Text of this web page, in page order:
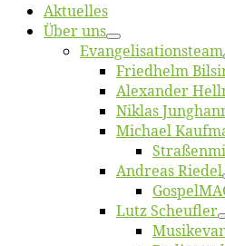
Ak­tu­el­les
Über uns
Evangelisa­tions­team
Fried­helm
Alex­an­der
Ni­klas
Mi­cha­el
An­dre­as Riedel
Lutz Scheuf­ler